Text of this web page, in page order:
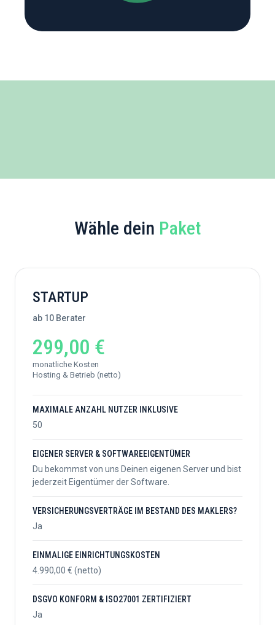
Wähle dein Paket
STARTUP
ab 10 Berater
299,00 €
monatliche Kosten
Hosting & Betrieb (netto)
MAXIMALE ANZAHL NUTZER INKLUSIVE
50
EIGENER SERVER & SOFTWAREEIGENTÜMER
Du bekommst von uns Deinen eigenen Server und bist
jederzeit Eigentümer der Software.
VERSICHERUNGSVERTRÄGE IM BESTAND DES MAKLERS?
Ja
EINMALIGE EINRICHTUNGSKOSTEN
4.990,00 € (netto)
DSGVO KONFORM & ISO27001 ZERTIFIZIERT
Ja